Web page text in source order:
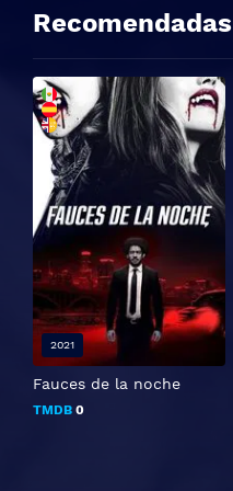
Recomendadas
Fauces de la noche
TMDB 0
2021